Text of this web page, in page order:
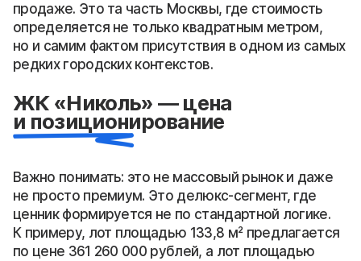
продаже. Это та часть Москвы, где стоимость
определяется не только квадратным метром,
но и самим фактом присутствия в одном из самых
редких городских контекстов.
ЖК «Николь» — цена
и позиционирование
Важно понимать: это не массовый рынок и даже
не просто премиум. Это делюкс-сегмент, где
ценник формируется не по стандартной логике.
К примеру, лот площадью 133,8 м² предлагается
по цене 361 260 000 рублей, а лот площадью